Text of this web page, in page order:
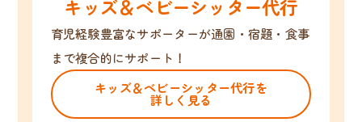
キッズ＆ベビーシッター代行
育児経験豊富なサポーターが通園・宿題・食事
まで複合的にサポート！
キッズ＆ベビーシッター代行を
詳しく見る